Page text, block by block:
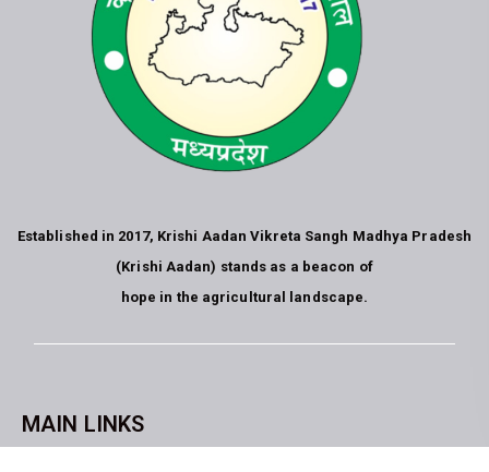
Established in 2017, Krishi Aadan Vikreta Sangh Madhya Pradesh
(Krishi Aadan) stands as a beacon of
hope in the agricultural landscape.
MAIN LINKS